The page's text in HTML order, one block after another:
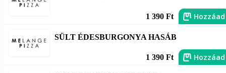
1 390 Ft Hozzáad
SÜLT ÉDESBURGONYA HASÁB
1 390 Ft Hozzáad